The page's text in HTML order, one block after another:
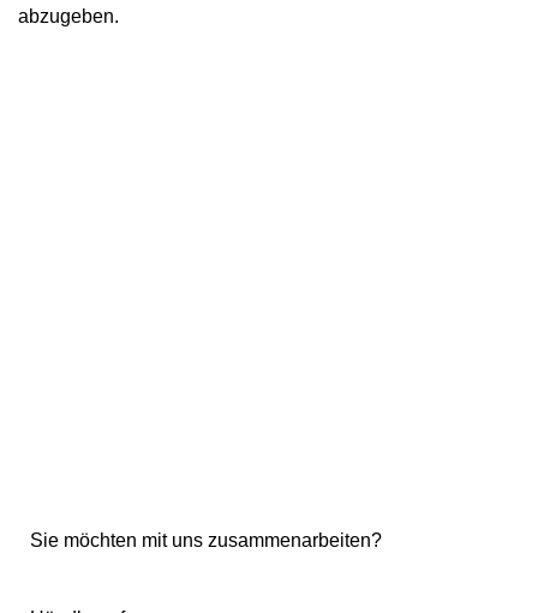
abzugeben.
Sie möchten mit uns zusammenarbeiten?